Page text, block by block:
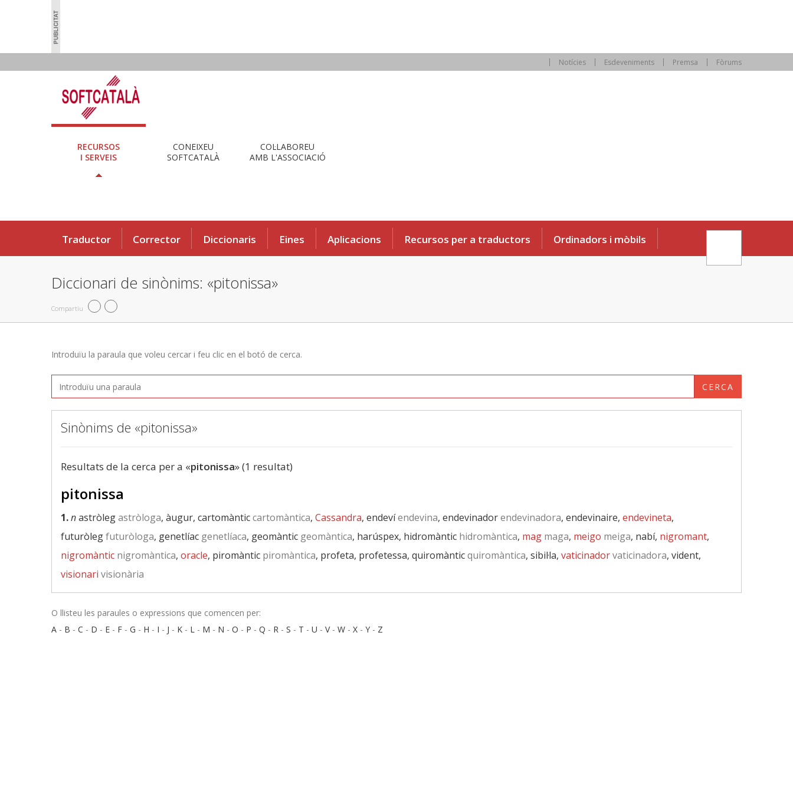
Notícies Esdeveniments Premsa Fòrums
RECURSOS
I SERVEIS
CONEIXEU
SOFTCATALÀ
COL·LABOREU
AMB L'ASSOCIACIÓ
Traductor Corrector Diccionaris Eines Aplicacions Recursos per a traductors Ordinadors i mòbils
Diccionari de sinònims: «pitonissa»
Compartiu
Introduïu la paraula que voleu cercar i feu clic en el botó de cerca.
CERCA
Sinònims de «pitonissa»
Resultats de la cerca per a «pitonissa» (1 resultat)
pitonissa
1.nastròlegastròloga, àugur, cartomànticcartomàntica, Cassandra, endevíendevina, endevinadorendevinadora, endevinaire, endevineta,
futuròlegfuturòloga, genetlíac genetlíaca, geomàntic geomàntica, harúspex, hidromàntic hidromàntica, mag maga, meigo meiga, nabí, nigromant,
nigromàntic nigromàntica, oracle, piromàntic piromàntica, profeta, profetessa, quiromànticquiromàntica, sibil·la, vaticinadorvaticinadora, vident,
visionari visionària
O llisteu les paraules o expressions que comencen per:
A - B - C - D - E - F - G - H - I - J - K - L - M - N - O - P - Q - R - S - T - U - V- W - X - Y - Z